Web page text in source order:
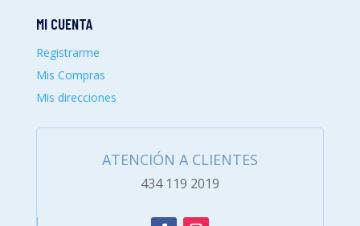
MI CUENTA
Registrarme
Mis Compras
Mis direcciones
ATENCIÓN A CLIENTES
434 119 2019